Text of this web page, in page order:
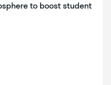
to boost student